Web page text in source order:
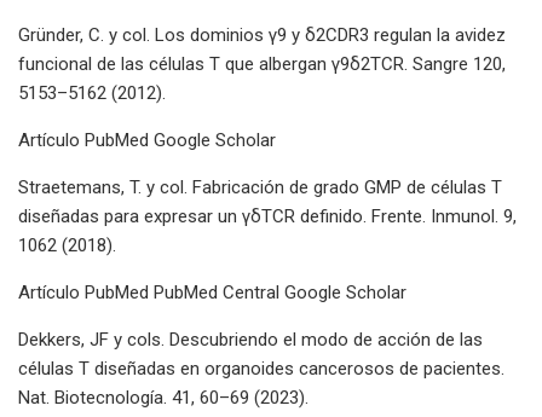
Gründer, C. y col. Los dominios γ9 y δ2CDR3 regulan la avidez
funcional de las células T que albergan γ9δ2TCR. Sangre 120,
5153–5162 (2012).
Artículo PubMed Google Scholar
Straetemans, T. y col. Fabricación de grado GMP de células T
diseñadas para expresar un γδTCR definido. Frente. Inmunol. 9,
1062 (2018).
Artículo PubMed PubMed Central Google Scholar
Dekkers, JF y cols. Descubriendo el modo de acción de las
células T diseñadas en organoides cancerosos de pacientes.
Nat. Biotecnología. 41, 60–69 (2023).